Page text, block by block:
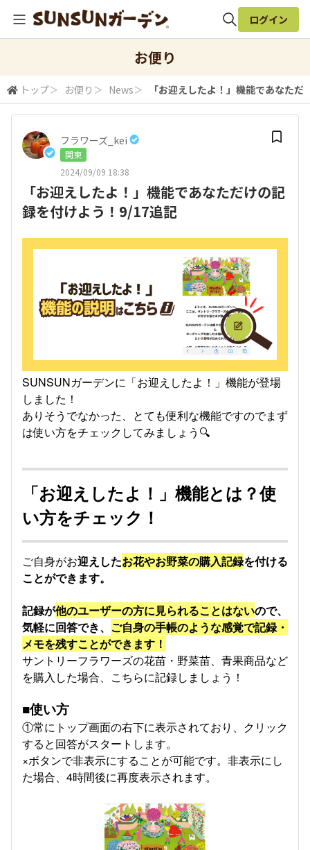
検索
ログイン
お便り
トップ＞ お便り ＞ News＞ 「お迎えしたよ！」機能であなた
フラワーズ_kei
関東
2024/09/09 18:38
「お迎えしたよ！」機能であなただけの記
録を付けよう！9/17追記
SUNSUNガーデンに「お迎えしたよ！」機能が登場
しました！
ありそうでなかった、とても便利な機能ですのでまず
は使い方をチェックしてみましょう🔍
「お迎えしたよ！」機能とは？使
い方をチェック！
ご自身がお迎えしたお花やお野菜の購入記録を付ける
ことができます。
記録が他のユーザーの方に見られることはないので、
気軽に回答でき、 ご自身の手帳のような感覚で記録・
メモを残すことができます！
サントリーフラワーズの花苗・野菜苗、青果商品など
を購入した場合、こちらに記録しましょう！
■使い方
①常にトップ画面の右下に表示されており、クリック
すると回答がスタートします。
×ボタンで非表示にすることが可能です。非表示にし
た場合、4時間後に再度表示されます。